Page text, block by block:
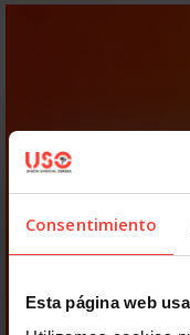
Consentimiento
Esta página web